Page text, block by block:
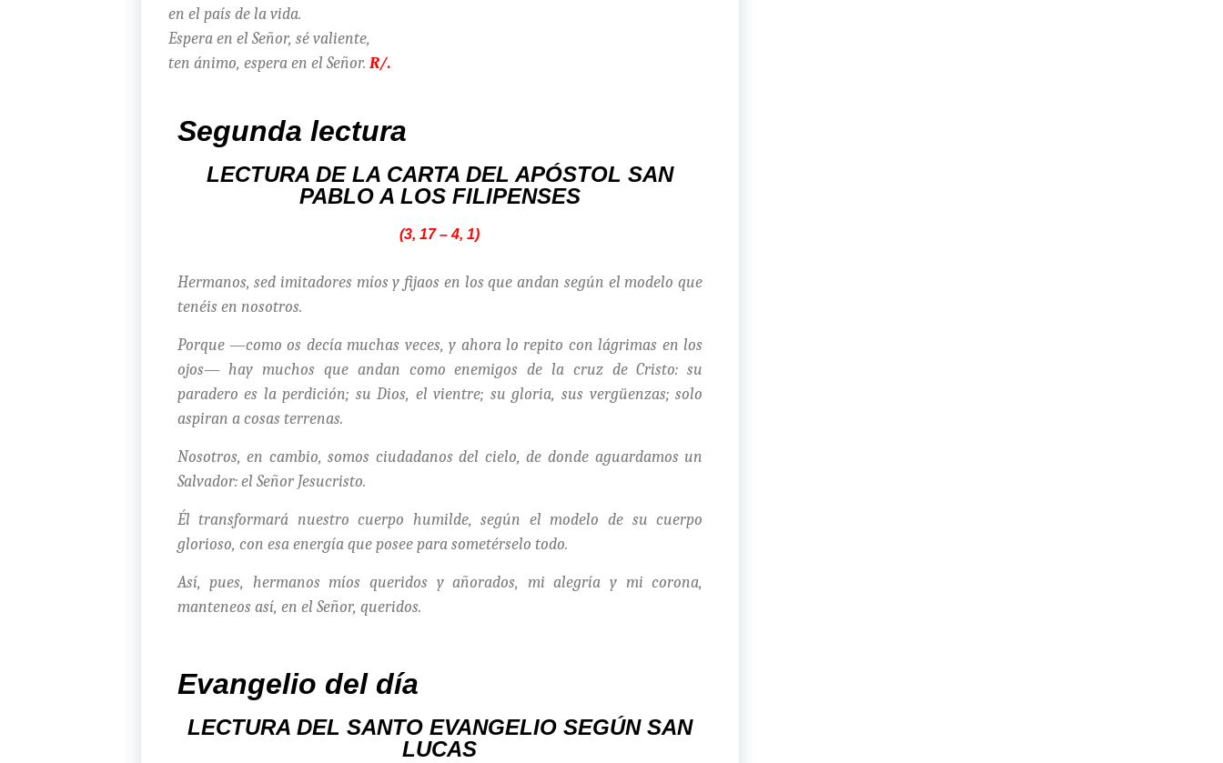
en el país de la vida.
Espera en el Señor, sé valiente,
ten ánimo, espera en el Señor. R/.
Segunda lectura
LECTURA DE LA CARTA DEL APÓSTOL SAN
PABLO A LOS FILIPENSES
(3, 17 – 4, 1)
Hermanos, sed imitadores míos y fijaos en los que andan según el modelo que
tenéis en nosotros.
Porque —como os decía muchas veces, y ahora lo repito con lágrimas en los
ojos— hay muchos que andan como enemigos de la cruz de Cristo: su
paradero es la perdición; su Dios, el vientre; su gloria, sus vergüenzas; solo
aspiran a cosas terrenas.
Nosotros, en cambio, somos ciudadanos del cielo, de donde aguardamos un
Salvador: el Señor Jesucristo.
Él transformará nuestro cuerpo humilde, según el modelo de su cuerpo
glorioso, con esa energía que posee para sometérselo todo.
Así, pues, hermanos míos queridos y añorados, mi alegría y mi corona,
manteneos así, en el Señor, queridos.
Evangelio del día
LECTURA DEL SANTO EVANGELIO SEGÚN SAN
LUCAS